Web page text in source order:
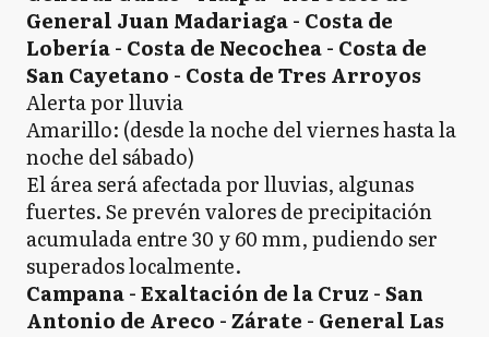
General Juan Madariaga - Costa de
Lobería - Costa de Necochea - Costa de
San Cayetano - Costa de Tres Arroyos
Alerta por lluvia
Amarillo: (desde la noche del viernes hasta la
noche del sábado)
El área será afectada por lluvias, algunas
fuertes. Se prevén valores de precipitación
acumulada entre 30 y 60 mm, pudiendo ser
superados localmente.
Campana - Exaltación de la Cruz - San
Antonio de Areco - Zárate - General Las